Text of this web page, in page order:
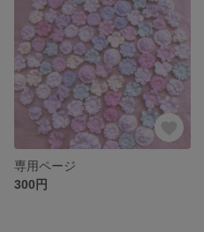
専用ページ
300円